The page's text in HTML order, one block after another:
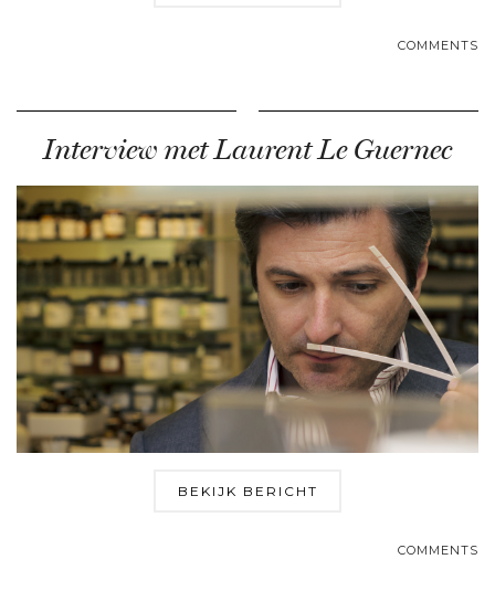
COMMENTS
Interview met Laurent Le Guernec
BEKIJK BERICHT
COMMENTS